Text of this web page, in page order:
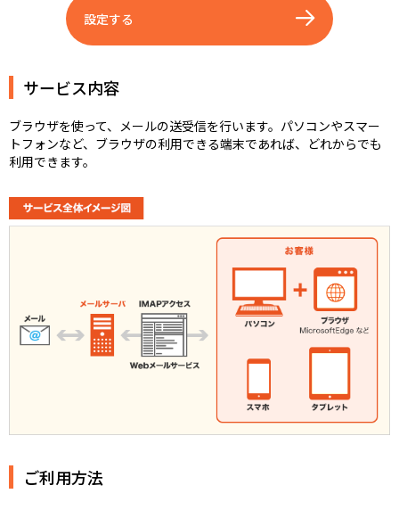
設定する
サービス内容
ブラウザを使って、メールの送受信を行います。パソコンやスマー
トフォンなど、ブラウザの利用できる端末であれば、どれからでも
利用できます。
ご利用方法